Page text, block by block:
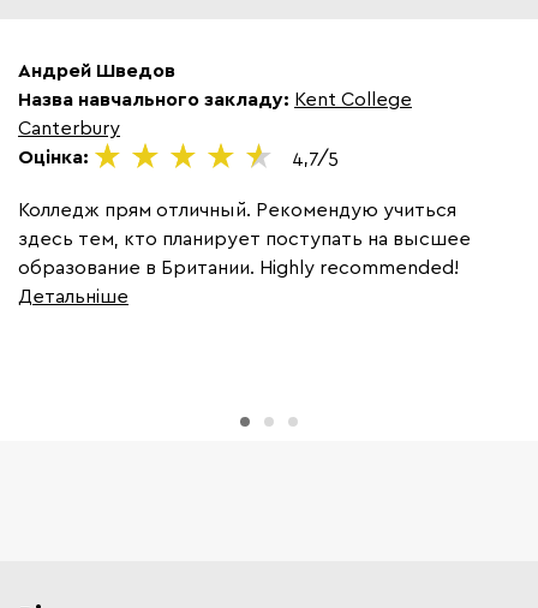
Андрей Шведов
Назва навчального закладу: Kent College
Canterbury
Оцінка:
4,7/5
Колледж прям отличный. Рекомендую учиться
здесь тем, кто планирует поступать на высшее
образование в Британии. Highly recommended!
Детальніше